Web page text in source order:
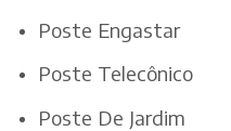
Poste Engastar
Poste Telecônico
Poste De Jardim